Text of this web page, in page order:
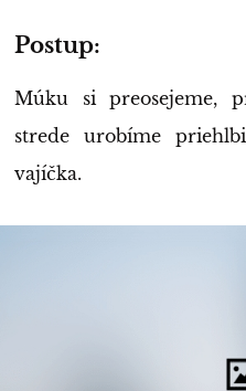
Postup:
Múku si preosejeme,
strede urobíme
vajíčka.